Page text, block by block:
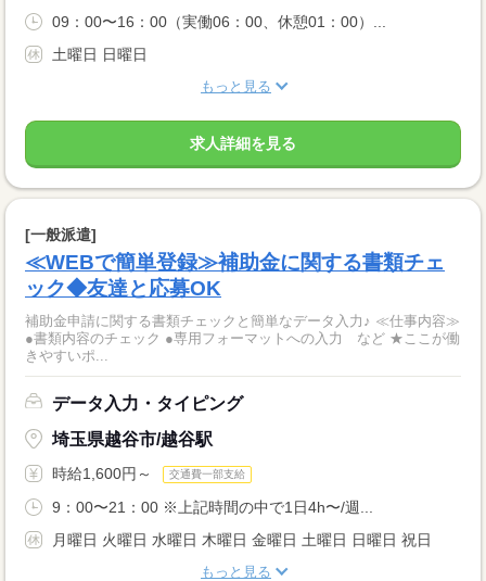
09：00〜16：00（実働06：00、休憩01：00）...
土曜日 日曜日
もっと見る
求人詳細を見る
[一般派遣]
≪WEBで簡単登録≫補助金に関する書類チェ
ック◆友達と応募OK
補助金申請に関する書類チェックと簡単なデータ入力♪ ≪仕事内容≫
●書類内容のチェック ●専用フォーマットへの入力 など ★ここが働
きやすいポ...
データ入力・タイピング
埼玉県越谷市/越谷駅
時給1,600円～ 交通費一部支給
9：00〜21：00 ※上記時間の中で1日4h〜/週...
月曜日 火曜日 水曜日 木曜日 金曜日 土曜日 日曜日 祝日
もっと見る